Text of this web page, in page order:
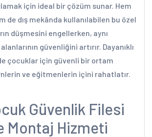
için ideal bir çözüm sunar. Hem
de dış mekânda kullanılabilen bu özel
düşmesini engellerken, aynı
güvenliğini artırır. Dayanıklı
çocuklar için güvenli bir ortam
ve eğitmenlerin içini rahatlatır.
Güvenlik Filesi
Montaj Hizmeti